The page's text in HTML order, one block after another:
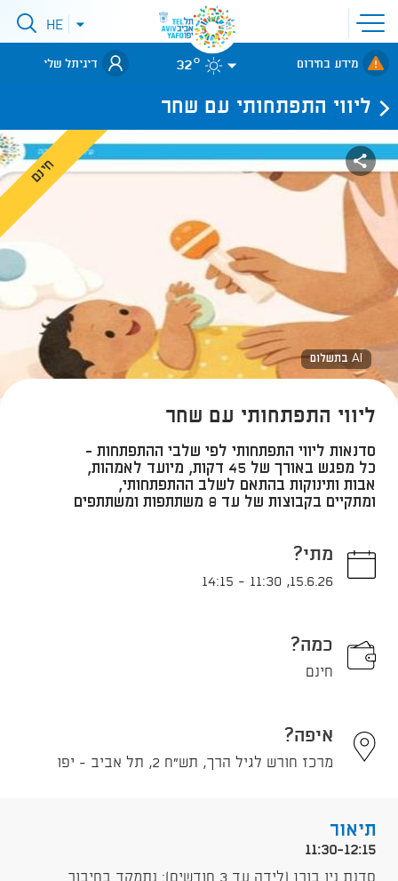
פתיחת
תפריט
אתר
לאתר עיריית
תל-אביב
פתיחתHE
מידע בחירום 32° דיגיתל שלי
ליווי התפתחותי עם שחר
AI בתשלום
חינם
ליווי התפתחותי עם שחר
סדנאות ליווי התפתחותי לפי שלבי ההתפתחות -
כל מפגש באורך של 45 דקות, מיועד לאמהות,
אבות ותינוקות בהתאם לשלב ההתפתחותי,
ומתקיים בקבוצות של עד 8 משתתפות ומשתתפים
מתי?
15.6.26
,
11:30
-
14:15
כמה?
חינם
איפה?
מרכז חורש לגיל הרך, תש"ח 2, תל אביב - יפו
תיאור
11:30-12:15
סדנת ניו בורן (לידה עד 3 חודשים): נתמקד בחיבור